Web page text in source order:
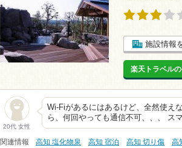
施設情報
楽天トラベル
20代 女性
Wi-Fiがあるにはあるけど、全然使え
ら、何回やっても通信不可、、、 ス
関連情報 高知 塩化物泉 高知 宿泊 高知 切り傷 高